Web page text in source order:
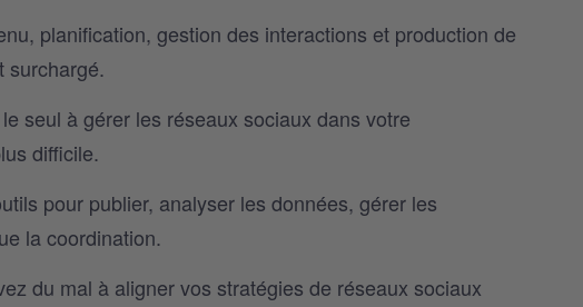
planification, gestion des interactions et production de
surchargé.
seul à gérer les réseaux sociaux dans votre
difficile.
pour publier, analyser les données, gérer les
la coordination.
du mal à aligner vos stratégies de réseaux sociaux